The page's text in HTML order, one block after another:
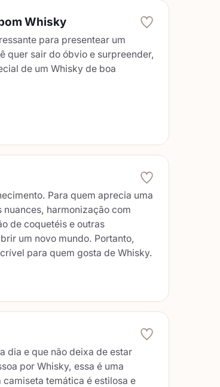
Whisky
para presentear um
quer sair do óbvio e surpreender,
de um Whisky de boa
Para quem aprecia uma
harmonização com
de coquetéis e outras
um novo mundo. Portanto,
para quem gosta de Whisky.
dia e que não deixa de estar
por Whisky, essa é uma
temática é estilosa e